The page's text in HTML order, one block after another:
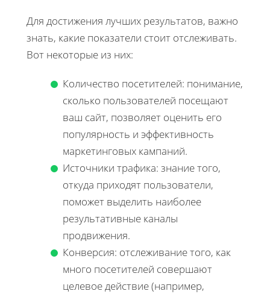
Для достижения лучших результатов, важно
знать, какие показатели стоит отслеживать.
Вот некоторые из них:
Количество посетителей: понимание,
сколько пользователей посещают
ваш сайт, позволяет оценить его
популярность и эффективность
маркетинговых кампаний.
Источники трафика: знание того,
откуда приходят пользователи,
поможет выделить наиболее
результативные каналы
продвижения.
Конверсия: отслеживание того, как
много посетителей совершают
целевое действие (например,